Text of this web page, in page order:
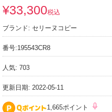
¥33,300税込
ブランド: セリーヌコピー
番号:195543CR8
人気: 703
更新日期: 2022-05-11
1,665ポイント